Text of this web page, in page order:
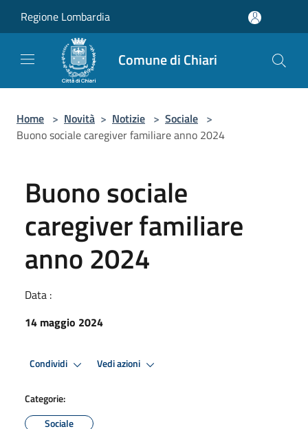
Regione Lombardia
Comune di Chiari
Home > Novità > Notizie > Sociale >
Buono sociale caregiver familiare anno 2024
Buono sociale
caregiver familiare
anno 2024
Data :
14 maggio 2024
Condividi Vedi azioni
Categorie:
Sociale